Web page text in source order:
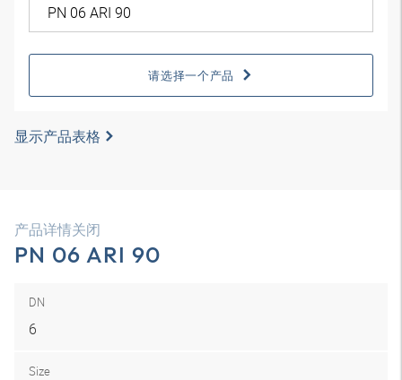
请选择一个产品
显示产品表格
产品详情关闭
PN 06 ARI 90
DN
6
Size